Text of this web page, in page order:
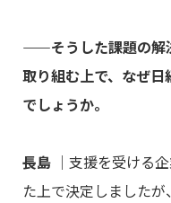
――そうした課題の解
取り組む上で、なぜ
でしょうか。
長島 ｜支援を受ける
た上で決定しました